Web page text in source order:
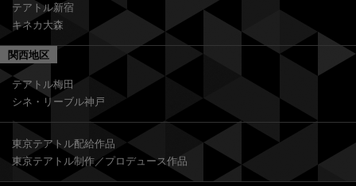
テアトル新宿
キネカ大森
関西地区
テアトル梅田
シネ・リーブル神戸
東京テアトル配給作品
東京テアトル制作／プロデュース作品